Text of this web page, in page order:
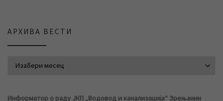
АРХИВА ВЕСТИ
Информатор о раду ЈКП „Водовод и канализација“ Зрењанин